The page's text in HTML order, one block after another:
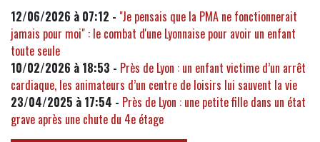
12/06/2026 à 07:12 - "Je pensais que la PMA ne fonctionnerait
jamais pour moi" : le combat d'une Lyonnaise pour avoir un enfant
toute seule
10/02/2026 à 18:53 - Près de Lyon : un enfant victime d’un arrêt
cardiaque, les animateurs d’un centre de loisirs lui sauvent la vie
23/04/2025 à 17:54 - Près de Lyon : une petite fille dans un état
grave après une chute du 4e étage